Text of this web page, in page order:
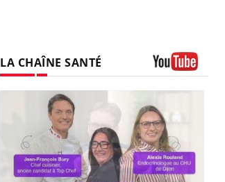
LA CHAÎNE SANTÉ